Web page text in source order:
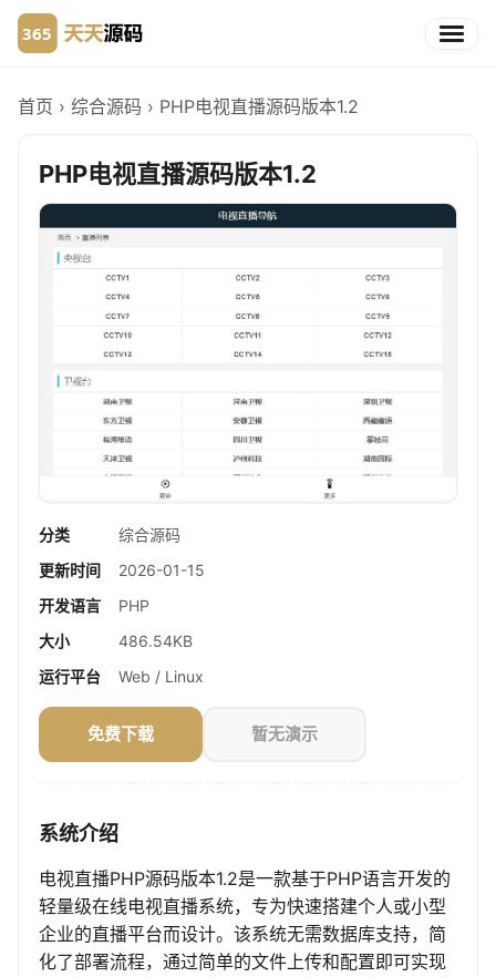
首页 › 综合源码 › PHP电视直播源码版本1.2
PHP电视直播源码版本1.2
分类
综合源码
更新时间
2026-01-15
开发语言
PHP
大小
486.54KB
运行平台
Web / Linux
免费下载 暂无演示
系统介绍
电视直播PHP源码版本1.2是一款基于PHP语言开发的
轻量级在线电视直播系统，专为快速搭建个人或小型
企业的直播平台而设计。该系统无需数据库支持，简
化了部署流程，通过简单的文件上传和配置即可实现